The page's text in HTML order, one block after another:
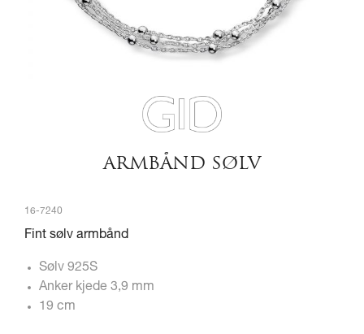
ARMBÅND SØLV
16-7240
Fint sølv armbånd
Sølv 925S
Anker kjede 3,9 mm
19 cm